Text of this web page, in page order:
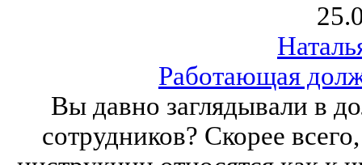
Работающая
Вы давно заглядывали в
сотрудников? Скорее